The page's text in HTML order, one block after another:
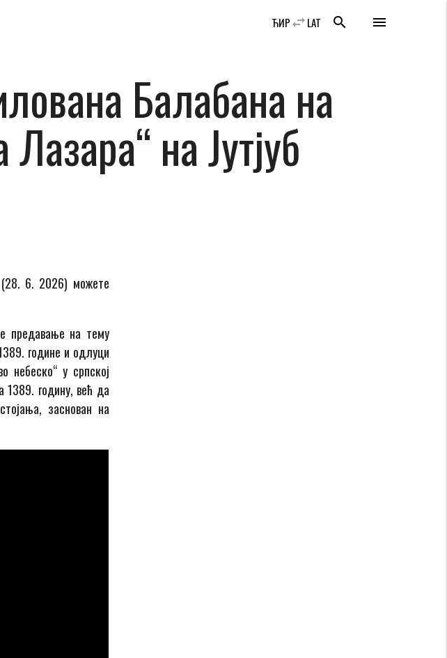
menu
search
LAT
swap_horiz
ЋИР
Балабана на
на Јутјуб
(28. 6. 2026) можете
предавање на тему
године и одлуци
небеско“ у српској
1389. годину, већ да
заснован на